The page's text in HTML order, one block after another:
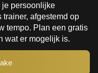
persoonlijke
afgestemd op
tempo. Plan een gratis
wat er mogelijk is.